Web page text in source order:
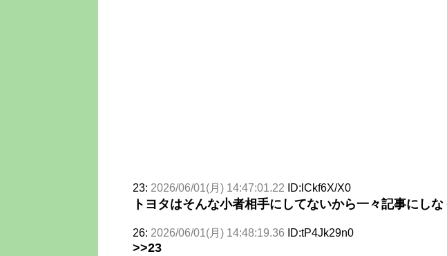
23: 2026/06/01(月) 14:47:01.22 ID:lCkf6X/X0
トヨタはそんな小者相手にしてないから一々記事にしな
26: 2026/06/01(月) 14:48:19.36 ID:tP4Jk29n0
>>23